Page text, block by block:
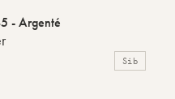
- Argenté
Sib